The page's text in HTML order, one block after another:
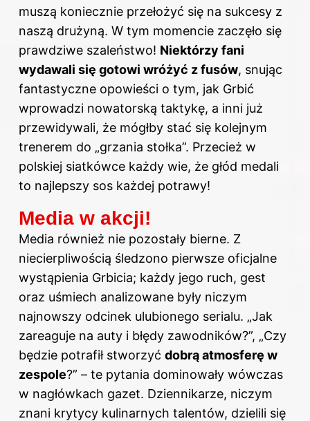
muszą koniecznie przełożyć się na sukcesy z
naszą drużyną. W tym momencie zaczęło się
prawdziwe szaleństwo! Niektórzy fani
wydawali się gotowi wróżyć z fusów, snując
fantastyczne opowieści o tym, jak Grbić
wprowadzi nowatorską taktykę, a inni już
przewidywali, że mógłby stać się kolejnym
trenerem do „grzania stołka”. Przecież w
polskiej siatkówce każdy wie, że głód medali
to najlepszy sos każdej potrawy!
Media w akcji!
Media również nie pozostały bierne. Z
niecierpliwością śledzono pierwsze oficjalne
wystąpienia Grbicia; każdy jego ruch, gest
oraz uśmiech analizowane były niczym
najnowszy odcinek ulubionego serialu. „Jak
zareaguje na auty i błędy zawodników?”, „Czy
będzie potrafił stworzyć dobrą atmosferę w
zespole?” – te pytania dominowały wówczas
w nagłówkach gazet. Dziennikarze, niczym
znani krytycy kulinarnych talentów, dzielili się